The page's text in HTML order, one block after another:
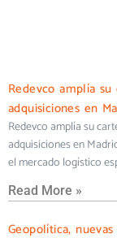
Redevco amplía
adquisiciones en
Redevco amplía su
adquisiciones en
el mercado logístico
Read More »
Geopolítica,